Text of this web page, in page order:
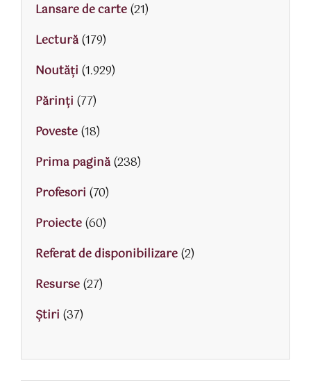
Lansare de carte(21)
Lectură(179)
Noutăți (1.929)
Părinţi (77)
Poveste(18)
Prima pagină(238)
Profesori (70)
Proiecte(60)
Referat de disponibilizare(2)
Resurse(27)
Știri (37)